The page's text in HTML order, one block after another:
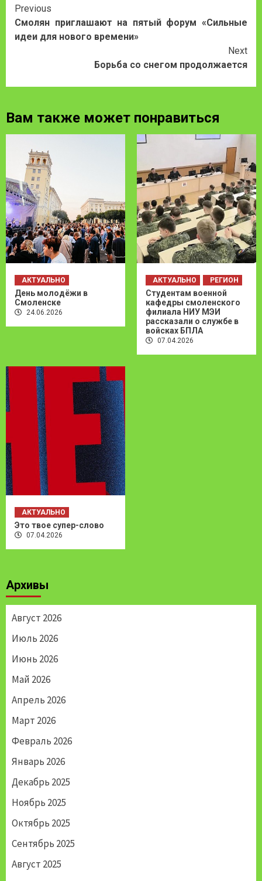
Continue
Reading
Previous
Смолян приглашают на пятый форум «Сильные
идеи для нового времени»
Next
Борьба со снегом продолжается
Вам также может понравиться
АКТУАЛЬНО
День молодёжи в
Смоленске
24.06.2026
АКТУАЛЬНО РЕГИОН
Студентам военной
кафедры смоленского
филиала НИУ МЭИ
рассказали о службе в
войсках БПЛА
07.04.2026
АКТУАЛЬНО
Это твое супер-слово
07.04.2026
Архивы
Август 2026
Июль 2026
Июнь 2026
Май 2026
Апрель 2026
Март 2026
Февраль 2026
Январь 2026
Декабрь 2025
Ноябрь 2025
Октябрь 2025
Сентябрь 2025
Август 2025